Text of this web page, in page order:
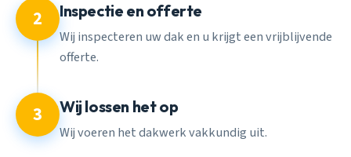
2 Inspectie en offerte
Wij inspecteren uw dak en u krijgt een vrijblijvende
offerte.
3 Wij lossen het op
Wij voeren het dakwerk vakkundig uit.